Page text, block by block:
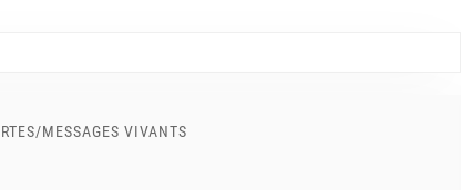
/MESSAGES VIVANTS